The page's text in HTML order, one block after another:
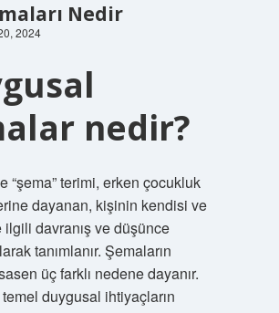
Nedir
2024
nedir?
“şema” terimi, erken çocukluk
dayanan, kişinin kendisi ve
davranış ve düşünce
tanımlanır. Şemaların
üç farklı nedene dayanır.
duygusal ihtiyaçların